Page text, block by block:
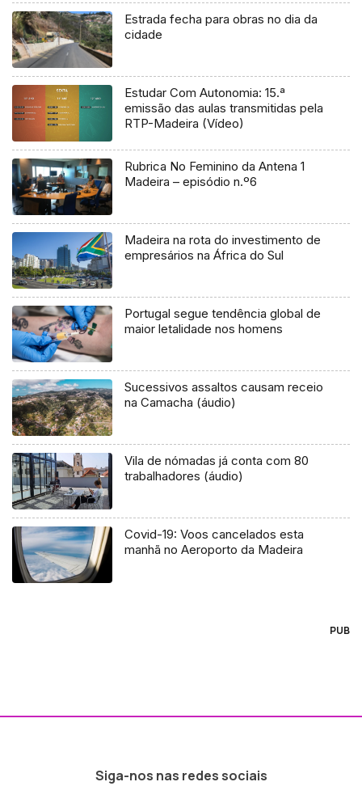
Estrada fecha para obras no dia da
cidade
Estudar Com Autonomia: 15.ª
emissão das aulas transmitidas pela
RTP-Madeira (Vídeo)
Rubrica No Feminino da Antena 1
Madeira – episódio n.º6
Madeira na rota do investimento de
empresários na África do Sul
Portugal segue tendência global de
maior letalidade nos homens
Sucessivos assaltos causam receio
na Camacha (áudio)
Vila de nómadas já conta com 80
trabalhadores (áudio)
Covid-19: Voos cancelados esta
manhã no Aeroporto da Madeira
PUB
Siga-nos nas redes sociais